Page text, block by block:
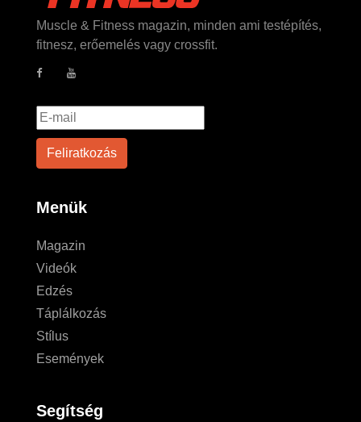
Muscle & Fitness magazin, minden ami testépítés,
fitnesz, erőemelés vagy crossfit.
Menük
Magazin
Videók
Edzés
Táplálkozás
Stílus
Események
Segítség